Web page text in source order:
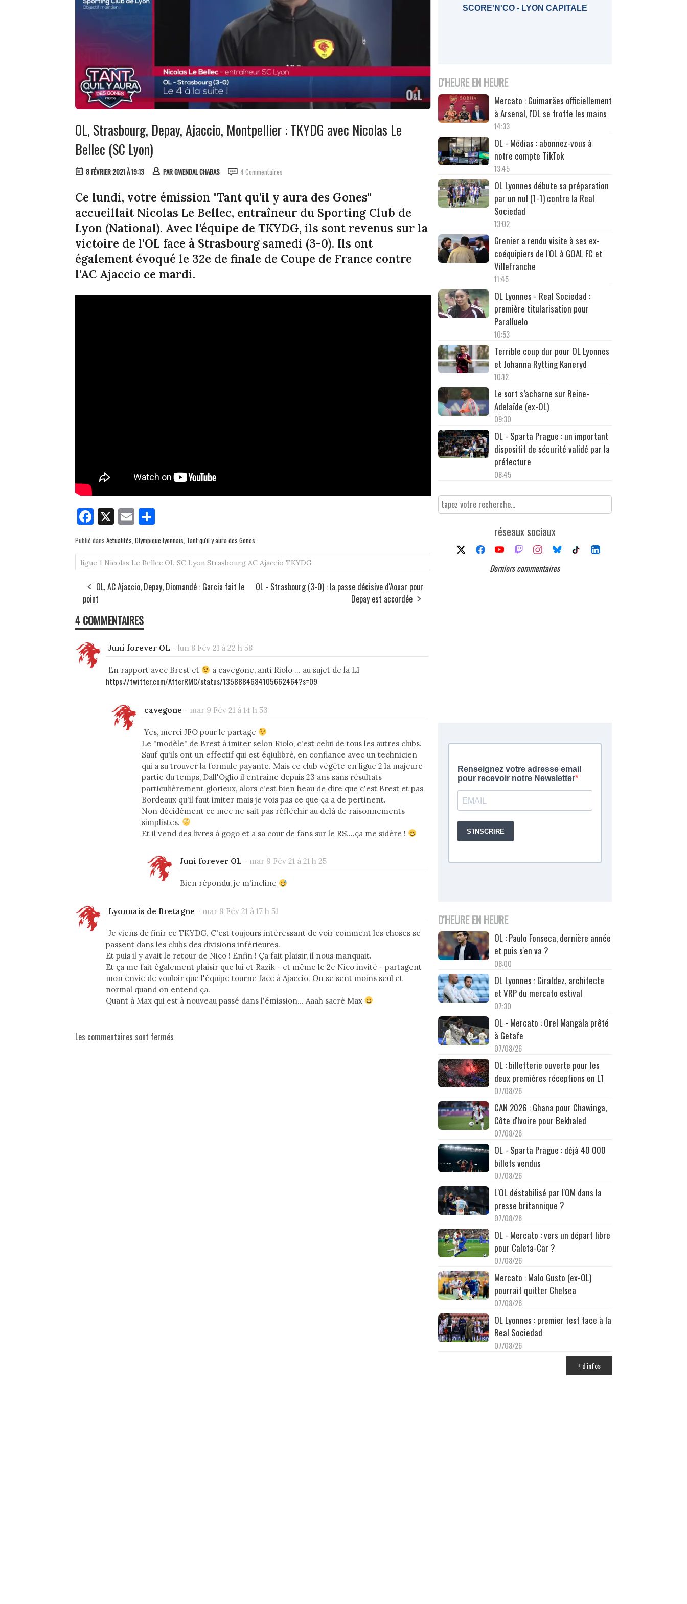
OL, Strasbourg, Depay, Ajaccio, Montpellier : TKYDG avec Nicolas Le
Bellec (SC Lyon)
8 FÉVRIER 2021 À 19:13 PARGWENDAL CHABAS 4 Commentaires
Ce lundi, votre émission "Tant qu'il y aura des Gones"
accueillait Nicolas Le Bellec, entraîneur du Sporting Club de
Lyon (National). Avec l'équipe de TKYDG, ils sont revenus sur la
victoire de l'OL face à Strasbourg samedi (3-0). Ils ont
également évoqué le 32e de finale de Coupe de France contre
l'AC Ajaccio ce mardi.
Fa
ce
bo
ok
X E
m
ail
rt
ag
er
Publié dans Actualités, Olympique lyonnais, Tant qu'il y aura des Gones
ligue 1 Nicolas Le Bellec OL SC Lyon Strasbourg AC Ajaccio TKYDG
OL, AC Ajaccio, Depay, Diomandé : Garcia fait le
point
OL - Strasbourg (3-0) : la passe décisive d'Aouar pour
Depay est accordée
4 COMMENTAIRES
Juni forever OL - lun 8 Fév 21 à 22 h 58
En rapport avec Brest et a cavegone, anti Riolo ... au sujet de la L1
https://twitter.com/AfterRMC/status/1358884684105662464?s=09
cavegone - mar 9 Fév 21 à 14 h 53
Yes, merci JFO pour le partage
Le "modèle" de Brest à imiter selon Riolo, c'est celui de tous les autres clubs.
Sauf qu'ils ont un effectif qui est éqiulibré, en confiance avec un technicien
qui a su trouver la formule payante. Mais ce club végète en ligue 2 la majeure
partie du temps, Dall'Oglio il entraine depuis 23 ans sans résultats
particulièrement glorieux, alors c'est bien beau de dire que c'est Brest et pas
Bordeaux qu'il faut imiter mais je vois pas ce que ça a de pertinent.
Non décidément ce mec ne sait pas réfléchir au delà de raisonnements
simplistes.
Et il vend des livres à gogo et a sa cour de fans sur le RS....ça me sidère !
Juni forever OL - mar 9 Fév 21 à 21 h 25
Bien répondu, je m'incline
Lyonnais de Bretagne - mar 9 Fév 21 à 17 h 51
Je viens de finir ce TKYDG. C'est toujours intéressant de voir comment les choses se
passent dans les clubs des divisions inférieures.
Et puis il y avait le retour de Nico ! Enfin ! Ça fait plaisir, il nous manquait.
Et ça me fait également plaisir que lui et Razik - et même le 2e Nico invité - partagent
mon envie de vouloir que l'équipe tourne face à Ajaccio. On se sent moins seul et
normal quand on entend ça.
Quant à Max qui est à nouveau passé dans l'émission... Aaah sacré Max
Les commentaires sont fermés
SCORE'N'CO - LYON CAPITALE
D'HEURE EN HEURE
Mercato : Guimarães officiellement
à Arsenal, l'OL se frotte les mains
14:33
OL - Médias : abonnez-vous à
notre compte TikTok
13:45
OL Lyonnes débute sa préparation
par un nul (1-1) contre la Real
Sociedad
13:02
Grenier a rendu visite à ses ex-
coéquipiers de l'OL à GOAL FC et
Villefranche
11:45
OL Lyonnes - Real Sociedad :
première titularisation pour
Paralluelo
10:53
Terrible coup dur pour OL Lyonnes
et Johanna Rytting Kaneryd
10:12
Le sort s’acharne sur Reine-
Adelaïde (ex-OL)
09:30
OL - Sparta Prague : un important
dispositif de sécurité validé par la
préfecture
08:45
réseaux sociaux
Derniers commentaires
D'HEURE EN HEURE
OL : Paulo Fonseca, dernière année
et puis s'en va ?
08:00
OL Lyonnes : Giraldez, architecte
et VRP du mercato estival
07:30
OL - Mercato : Orel Mangala prêté
à Getafe
07/08/26
OL : billetterie ouverte pour les
deux premières réceptions en L1
07/08/26
CAN 2026 : Ghana pour Chawinga,
Côte d'Ivoire pour Bekhaled
07/08/26
OL - Sparta Prague : déjà 40 000
billets vendus
07/08/26
L'OL déstabilisé par l'OM dans la
presse britannique ?
07/08/26
OL - Mercato : vers un départ libre
pour Caleta-Car ?
07/08/26
Mercato : Malo Gusto (ex-OL)
pourrait quitter Chelsea
07/08/26
OL Lyonnes : premier test face à la
Real Sociedad
07/08/26
+ d'infos